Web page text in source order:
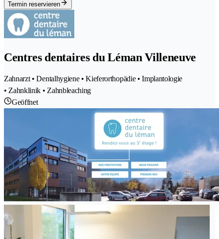
Termin reservieren
Centres dentaires du Léman Villeneuve
Zahnarzt • Dentalhygiene • Kieferorthopädie • Implantologie
• Zahnklinik • Zahnbleaching
Geöffnet